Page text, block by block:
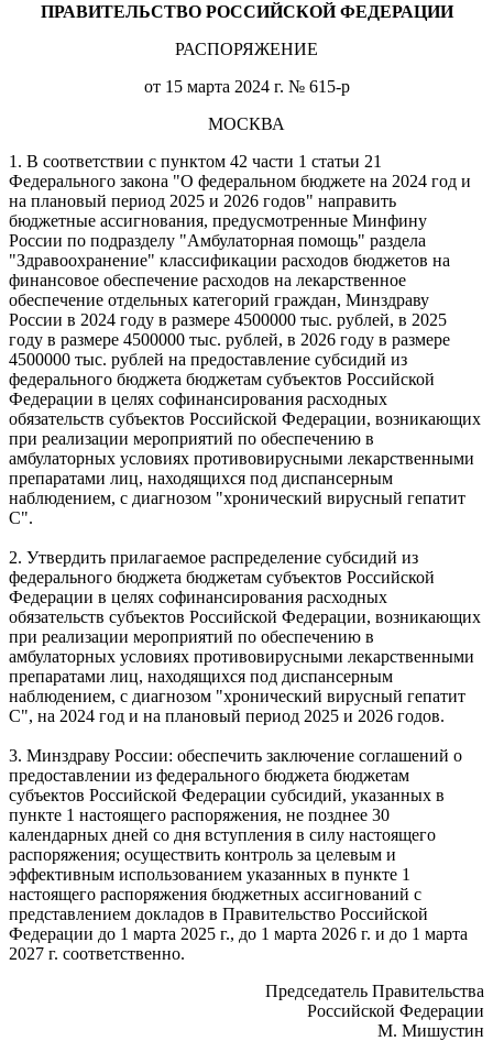
ПРАВИТЕЛЬСТВО РОССИЙСКОЙ ФЕДЕРАЦИИ
РАСПОРЯЖЕНИЕ
от 15 марта 2024 г. № 615-р
МОСКВА
1. В соответствии с пунктом 42 части 1 статьи 21
Федерального закона "О федеральном бюджете на 2024 год и
на плановый период 2025 и 2026 годов" направить
бюджетные ассигнования, предусмотренные Минфину
России по подразделу "Амбулаторная помощь" раздела
"Здравоохранение" классификации расходов бюджетов на
финансовое обеспечение расходов на лекарственное
обеспечение отдельных категорий граждан, Минздраву
России в 2024 году в размере 4500000 тыс. рублей, в 2025
году в размере 4500000 тыс. рублей, в 2026 году в размере
4500000 тыс. рублей на предоставление субсидий из
федерального бюджета бюджетам субъектов Российской
Федерации в целях софинансирования расходных
обязательств субъектов Российской Федерации, возникающих
при реализации мероприятий по обеспечению в
амбулаторных условиях противовирусными лекарственными
препаратами лиц, находящихся под диспансерным
наблюдением, с диагнозом "хронический вирусный гепатит
С".
2. Утвердить прилагаемое распределение субсидий из
федерального бюджета бюджетам субъектов Российской
Федерации в целях софинансирования расходных
обязательств субъектов Российской Федерации, возникающих
при реализации мероприятий по обеспечению в
амбулаторных условиях противовирусными лекарственными
препаратами лиц, находящихся под диспансерным
наблюдением, с диагнозом "хронический вирусный гепатит
С", на 2024 год и на плановый период 2025 и 2026 годов.
3. Минздраву России: обеспечить заключение соглашений о
предоставлении из федерального бюджета бюджетам
субъектов Российской Федерации субсидий, указанных в
пункте 1 настоящего распоряжения, не позднее 30
календарных дней со дня вступления в силу настоящего
распоряжения; осуществить контроль за целевым и
эффективным использованием указанных в пункте 1
настоящего распоряжения бюджетных ассигнований с
представлением докладов в Правительство Российской
Федерации до 1 марта 2025 г., до 1 марта 2026 г. и до 1 марта
2027 г. соответственно.
Председатель Правительства
Российской Федерации
М. Мишустин